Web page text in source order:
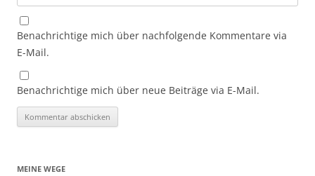
Benachrichtige mich über nachfolgende Kommentare via
E-Mail.
Benachrichtige mich über neue Beiträge via E-Mail.
MEINE WEGE